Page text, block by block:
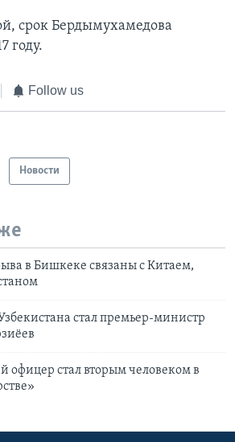
срок Бердымухамедова
году.
Follow us
Новости
в Бишкеке связаны с Китаем,
стал премьер-министр
стал вторым человеком в